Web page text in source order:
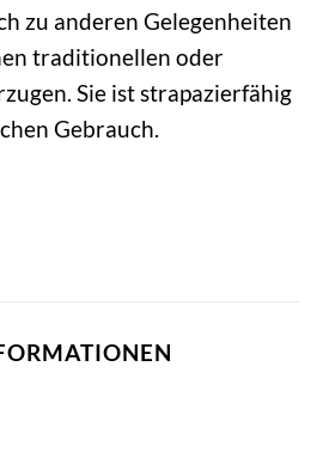
zu anderen Gelegenheiten
traditionellen oder
Sie ist strapazierfähig
Gebrauch.